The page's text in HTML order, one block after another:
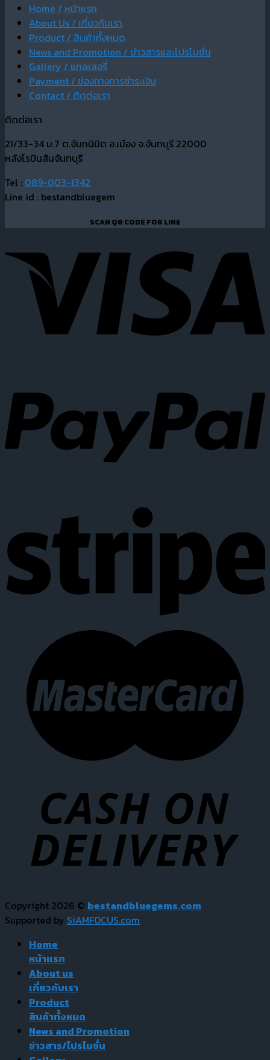
Home / หน้าแรก
About Us / เกี่ยวกับเรา
Product / สินค้าทั้งหมด
News and Promotion / ข่าวสารและโปรโมชั่น
Gallery / แกลเลอรี่
Payment / ช่องทางการชำระเงิน
Contact / ติดต่อเรา
ติดต่อเรา
21/33-34 ม.7 ต.จันทนิมิต อ.เมือง จ.จันทบุรี 22000
หลังโรบินสันจันทบุรี
Tel : 089-003-1342
Line id : bestandbluegem
SCAN QR CODE FOR LINE
Copyright 2026 © bestandbluegems.com
Supported by SiAMFOCUS.com
Home
หน้าแรก
About us
เกี่ยวกับเรา
Product
สินค้าทั้งหมด
News and Promotion
ข่าวสาร/โปรโมชั่น